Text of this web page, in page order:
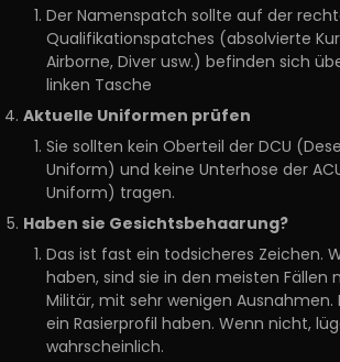
Der Namenspatch sollte auf der
Qualifikationspatches (absolvierte
Airborne, Diver usw.) befinden sich
linken Tasche
Aktuelle Uniformen prüfen
Sie sollten kein Oberteil der DCU
Uniform) und keine Unterhose der
Uniform) tragen.
Haben sie Gesichtsbehaarung?
Das ist fast ein todsicheres Zeichen.
haben, sind sie in den meisten Fällen
Militär, mit sehr wenigen Ausnahmen.
ein Rasierprofil haben. Wenn nicht,
wahrscheinlich.